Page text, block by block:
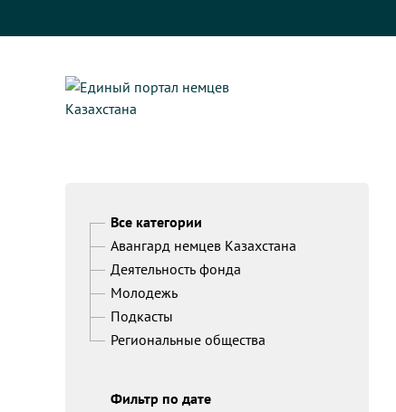
Все категории
Авангард немцев Казахстана
Деятельность фонда
Молодежь
Подкасты
Региональные общества
Фильтр по дате